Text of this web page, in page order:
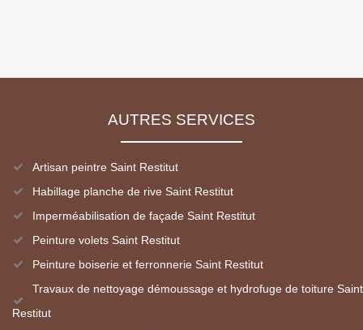
AUTRES SERVICES
Artisan peintre Saint Restitut
Habillage planche de rive Saint Restitut
Imperméabilisation de façade Saint Restitut
Peinture volets Saint Restitut
Peinture boiserie et ferronnerie Saint Restitut
Travaux de nettoyage démoussage et hydrofuge de toiture Saint
Restitut